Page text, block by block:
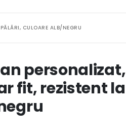
CULOARE ALB/NEGRU
personalizat,
fit, rezistent la